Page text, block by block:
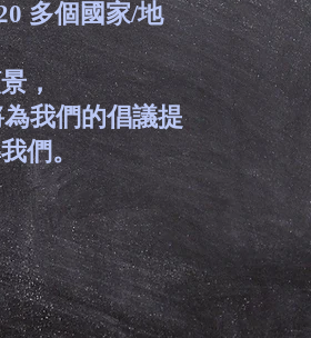
多個國家/地
，
我們的倡議提
們。